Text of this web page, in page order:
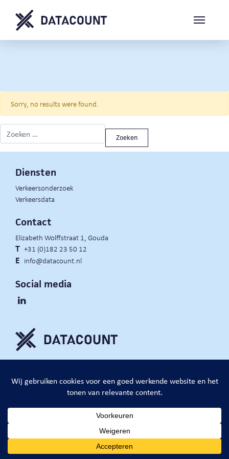
Sorry, no results were found.
Zoeken naar:
Diensten
Verkeersonderzoek
Verkeersdata
Contact
Elizabeth Wolffstraat 1, Gouda
T +31 (0)182 23 50 12
E info@datacount.nl
Social media
DataCount B.V.
privacy policy
algemene voorwaarden